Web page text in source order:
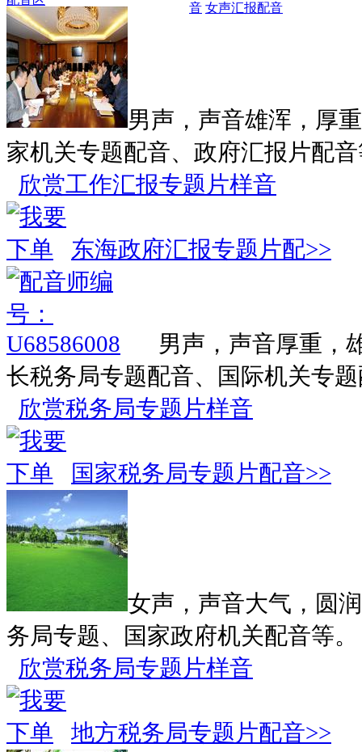
音 女声汇报配音
男声，声音雄浑，厚
家机关专题配音、政府汇报片配
欣赏工作汇报专题片样音
东海政府汇报专题片配>>
男声，声音厚重，
长税务局专题配音、国际机关专
欣赏税务局专题片样音
国家税务局专题片配音>>
女声，声音大气，圆
务局专题、国家政府机关配音等。
欣赏税务局专题片样音
地方税务局专题片配音>>